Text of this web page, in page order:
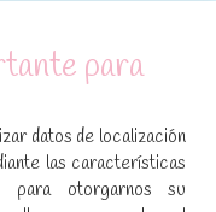
para
datos de localización
las características
para otorgarnos su